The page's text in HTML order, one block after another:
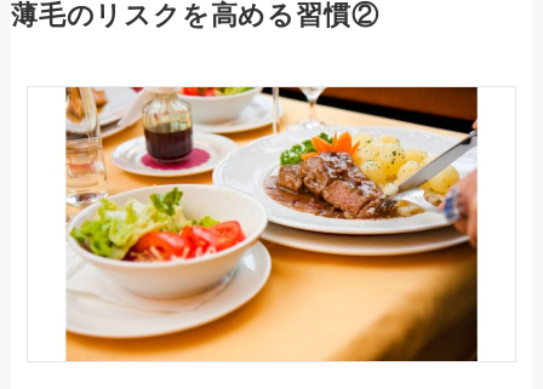
薄毛のリスクを高める習慣②